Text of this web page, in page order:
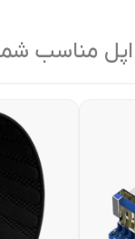
اپل مناسب